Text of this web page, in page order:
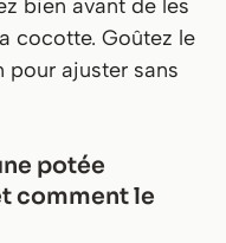
bien avant de les
cocotte. Goûtez le
pour ajuster sans
potée
comment le